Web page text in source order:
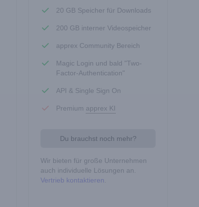
20 GB Speicher für Downloads
200 GB interner Videospeicher
apprex Community Bereich
Magic Login und bald "Two-
Factor-Authentication"
API & Single Sign On
Premium apprex KI
Du brauchst noch mehr?
Wir bieten für große Unternehmen
auch individuelle Lösungen an.
Vertrieb kontaktieren